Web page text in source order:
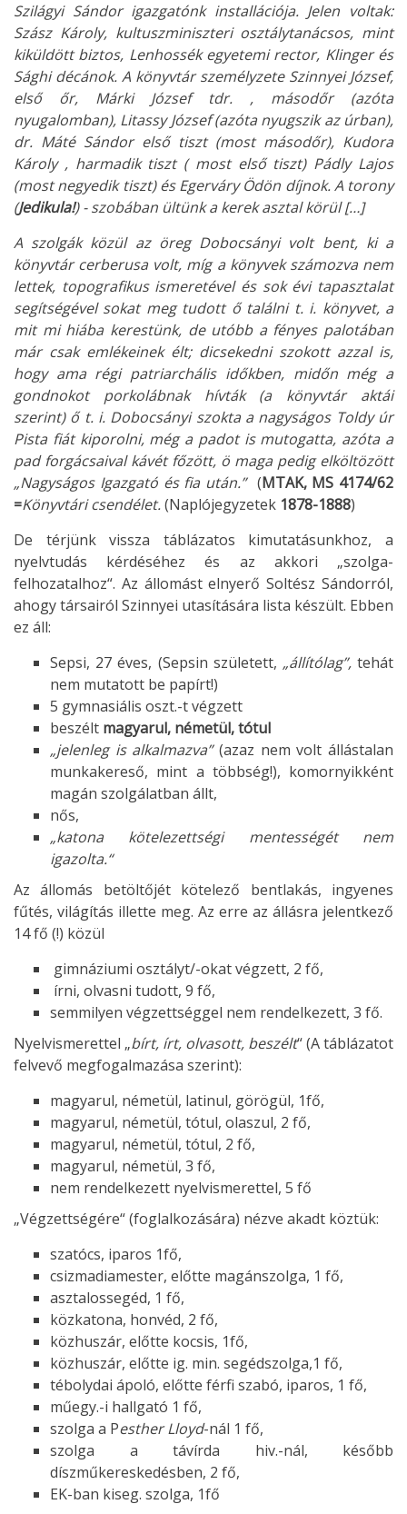
Szilágyi Sándor igazgatónk installációja. Jelen voltak:
Szász Károly, kultuszminiszteri osztálytanácsos, mint
kiküldött biztos, Lenhossék egyetemi rector, Klinger és
Sághi décánok. A könyvtár személyzete Szinnyei József,
első őr, Márki József tdr. , másodőr (azóta
nyugalomban), Litassy József (azóta nyugszik az úrban),
dr. Máté Sándor első tiszt (most másodőr), Kudora
Károly , harmadik tiszt ( most első tiszt) Pádly Lajos
(most negyedik tiszt) és Egerváry Ödön díjnok. A torony
(Jedikula!) - szobában ültünk a kerek asztal körül […]
A szolgák közül az öreg Dobocsányi volt bent, ki a
könyvtár cerberusa volt, míg a könyvek számozva nem
lettek, topografikus ismeretével és sok évi tapasztalat
segítségével sokat meg tudott ő találni t. i. könyvet, a
mit mi hiába kerestünk, de utóbb a fényes palotában
már csak emlékeinek élt; dicsekedni szokott azzal is,
hogy ama régi patriarchális időkben, midőn még a
gondnokot porkolábnak hívták (a könyvtár aktái
szerint) ő t. i. Dobocsányi szokta a nagyságos Toldy úr
Pista fiát kiporolni, még a padot is mutogatta, azóta a
pad forgácsaival kávét főzött, ö maga pedig elköltözött
„Nagyságos Igazgató és fia után.” (MTAK, MS 4174/62
=Könyvtári csendélet.(Naplójegyzetek 1878-1888)
De térjünk vissza táblázatos kimutatásunkhoz, a
nyelvtudás kérdéséhez és az akkori „szolga-
felhozatalhoz“. Az állomást elnyerő Soltész Sándorról,
ahogy társairól Szinnyei utasítására lista készült. Ebben
ez áll:
Sepsi, 27 éves, (Sepsin született, „állítólag”,tehát
nem mutatott be papírt!)
5 gymnasiális oszt.-t végzett
beszélt magyarul, németül, tótul
„jelenleg is alkalmazva” (azaz nem volt állástalan
munkakereső, mint a többség!), komornyikként
magán szolgálatban állt,
nős,
„katona kötelezettségi mentességét nem
igazolta.“
Az állomás betöltőjét kötelező bentlakás, ingyenes
fűtés, világítás illette meg. Az erre az állásra jelentkező
14 fő (!) közül
gimnáziumi osztályt/-okat végzett, 2 fő,
írni, olvasni tudott, 9 fő,
semmilyen végzettséggel nem rendelkezett, 3 fő.
Nyelvismerettel „bírt, írt, olvasott, beszélt“ (A táblázatot
felvevő megfogalmazása szerint):
magyarul, németül, latinul, görögül, 1fő,
magyarul, németül, tótul, olaszul, 2 fő,
magyarul, németül, tótul, 2 fő,
magyarul, németül, 3 fő,
nem rendelkezett nyelvismerettel, 5 fő
„Végzettségére“ (foglalkozására) nézve akadt köztük:
szatócs, iparos 1fő,
csizmadiamester, előtte magánszolga, 1 fő,
asztalossegéd, 1 fő,
közkatona, honvéd, 2 fő,
közhuszár, előtte kocsis, 1fő,
közhuszár, előtte ig. min. segédszolga,1 fő,
tébolydai ápoló, előtte férfi szabó, iparos, 1 fő,
műegy.-i hallgató 1 fő,
szolga a Pesther Lloyd-nál 1 fő,
szolga a távírda hiv.-nál, később
díszműkereskedésben, 2 fő,
EK-ban kiseg. szolga, 1fő